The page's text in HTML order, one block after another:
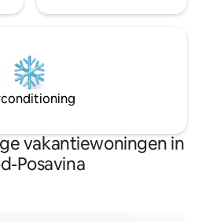
vakantiewoningen in
Posavina